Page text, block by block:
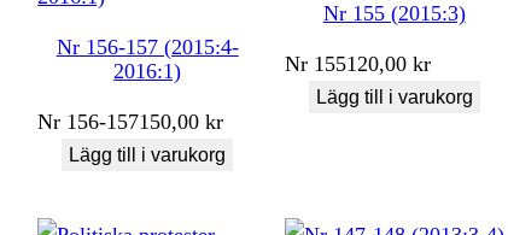
Nr 156-157 (2015:4-
2016:1)
Nr 156-157150,00kr
Lägg till i varukorg
Nr 155 (2015:3)
Nr 155120,00 kr
Lägg till i varukorg